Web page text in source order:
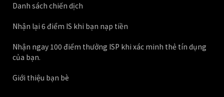
Danh sách chiến dịch
Nhận lại 6 điểm IS khi bạn nạp tiền
Nhận ngay 100 điểm thưởng ISP khi xác minh thẻ tín dụng
của bạn.
Giới thiệu bạn bè